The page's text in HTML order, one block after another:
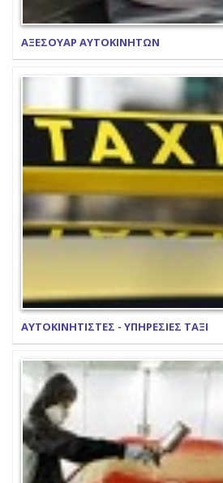
ΑΞΕΣΟΥΑΡ ΑΥΤΟΚΙΝΗΤΩΝ
ΑΥΤΟΚΙΝΗΤΙΣΤΕΣ - ΥΠΗΡΕΣΙΕΣ ΤΑΞΙ